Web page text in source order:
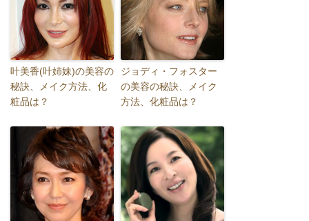
叶美香(叶姉妹)の美容の
秘訣、メイク方法、化
粧品は？
ジョディ・フォスター
の美容の秘訣、メイク
方法、化粧品は？